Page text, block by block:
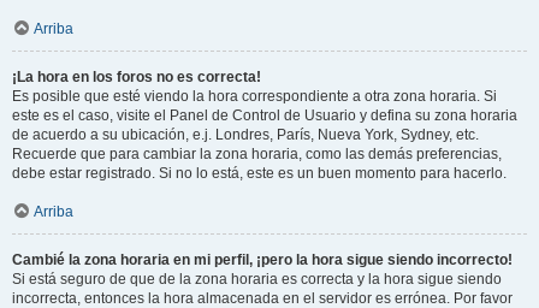
Arriba
¡La hora en los foros no es correcta!
Es posible que esté viendo la hora correspondiente a otra zona horaria. Si
este es el caso, visite el Panel de Control de Usuario y defina su zona horaria
de acuerdo a su ubicación, e.j. Londres, París, Nueva York, Sydney, etc.
Recuerde que para cambiar la zona horaria, como las demás preferencias,
debe estar registrado. Si no lo está, este es un buen momento para hacerlo.
Arriba
Cambié la zona horaria en mi perfil, ¡pero la hora sigue siendo incorrecto!
Si está seguro de que de la zona horaria es correcta y la hora sigue siendo
incorrecta, entonces la hora almacenada en el servidor es errónea. Por favor